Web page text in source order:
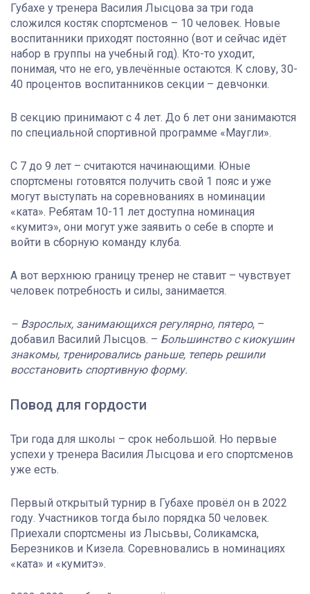
Губахе у тренера Василия Лысцова за три года
сложился костяк спортсменов – 10 человек. Новые
воспитанники приходят постоянно (вот и сейчас идёт
набор в группы на учебный год). Кто-то уходит,
понимая, что не его, увлечённые остаются. К слову, 30-
40 процентов воспитанников секции – девчонки.
В секцию принимают с 4 лет. До 6 лет они занимаются
по специальной спортивной программе «Маугли».
С 7 до 9 лет – считаются начинающими. Юные
спортсмены готовятся получить свой 1 пояс и уже
могут выступать на соревнованиях в номинации
«ката». Ребятам 10-11 лет доступна номинация
«кумитэ», они могут уже заявить о себе в спорте и
войти в сборную команду клуба.
А вот верхнюю границу тренер не ставит – чувствует
человек потребность и силы, занимается.
– Взрослых, занимающихся регулярно, пятеро, –
добавил Василий Лысцов. – Большинство с киокушин
знакомы, тренировались раньше, теперь решили
восстановить спортивную форму.
Повод для гордости
Три года для школы – срок небольшой. Но первые
успехи у тренера Василия Лысцова и его спортсменов
уже есть.
Первый открытый турнир в Губахе провёл он в 2022
году. Участников тогда было порядка 50 человек.
Приехали спортсмены из Лысьвы, Соликамска,
Березников и Кизела. Соревновались в номинациях
«ката» и «кумитэ».